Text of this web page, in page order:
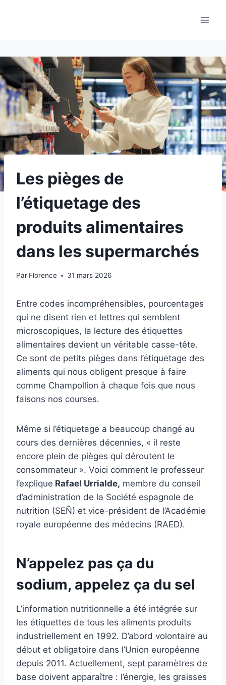
Les pièges de
l’étiquetage des
produits alimentaires
dans les supermarchés
Par Florence 31 mars 2026
Entre codes incompréhensibles, pourcentages
qui ne disent rien et lettres qui semblent
microscopiques, la lecture des étiquettes
alimentaires devient un véritable casse-tête.
Ce sont de petits pièges dans l’étiquetage des
aliments qui nous obligent presque à faire
comme Champollion à chaque fois que nous
faisons nos courses.
Même si l’étiquetage a beaucoup changé au
cours des dernières décennies, « il reste
encore plein de pièges qui déroutent le
consommateur ». Voici comment le professeur
l’explique Rafael Urrialde, membre du conseil
d’administration de la Société espagnole de
nutrition (SEÑ) et vice-président de l’Académie
royale européenne des médecins (RAED).
N’appelez pas ça du
sodium, appelez ça du sel
L’information nutritionnelle a été intégrée sur
les étiquettes de tous les aliments produits
industriellement en 1992. D’abord volontaire au
début et obligatoire dans l’Union européenne
depuis 2011. Actuellement, sept paramètres de
base doivent apparaître : l’énergie, les graisses